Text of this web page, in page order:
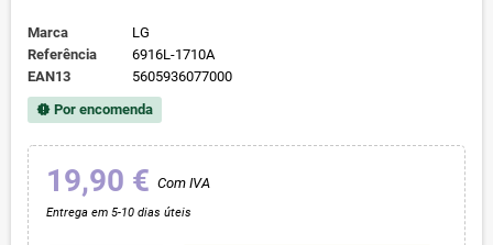
Marca
LG
Referência
6916L-1710A
EAN13
5605936077000
new_releases Por encomenda
19,90 € Com IVA
Entrega em 5-10 dias úteis